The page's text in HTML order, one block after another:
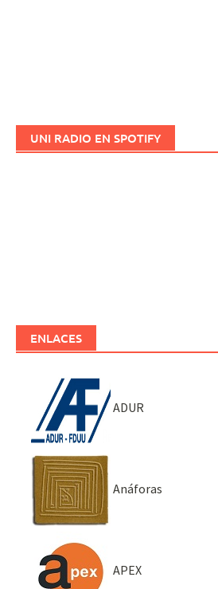
UNI RADIO EN SPOTIFY
ENLACES
ADUR
Anáforas
APEX